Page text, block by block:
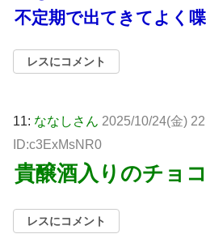
不定期で出てきてよく
レスにコメント
11: ななしさん 2025/10/24(金)
ID:c3ExMsNR0
貴醸酒入りのチョ
レスにコメント